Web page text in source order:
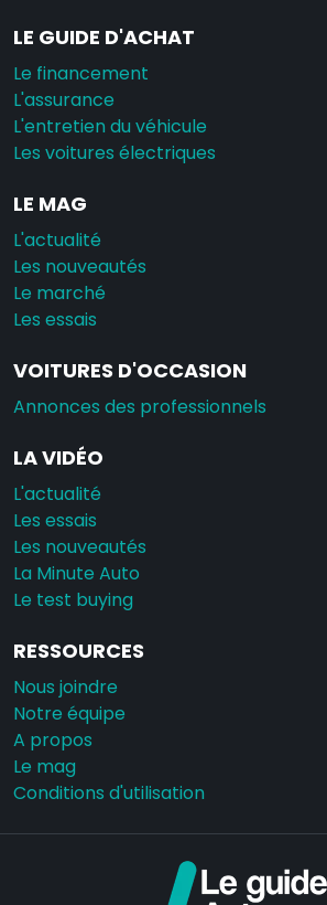
LE GUIDE D'ACHAT
Le financement
L'assurance
L'entretien du véhicule
Les voitures électriques
LE MAG
L'actualité
Les nouveautés
Le marché
Les essais
VOITURES D'OCCASION
Annonces des professionnels
LA VIDÉO
L'actualité
Les essais
Les nouveautés
La Minute Auto
Le test buying
RESSOURCES
Nous joindre
Notre équipe
A propos
Le mag
Conditions d'utilisation